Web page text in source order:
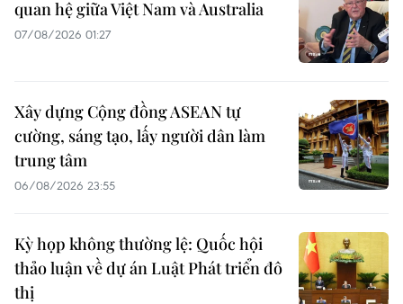
quan hệ giữa Việt Nam và Australia
07/08/2026 01:27
Xây dựng Cộng đồng ASEAN tự
cường, sáng tạo, lấy người dân làm
trung tâm
06/08/2026 23:55
Kỳ họp không thường lệ: Quốc hội
thảo luận về dự án Luật Phát triển đô
thị